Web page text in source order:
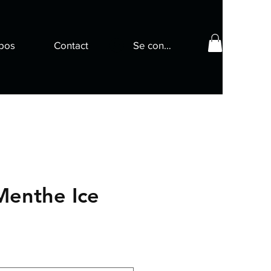
Contact Se connecter
Ice